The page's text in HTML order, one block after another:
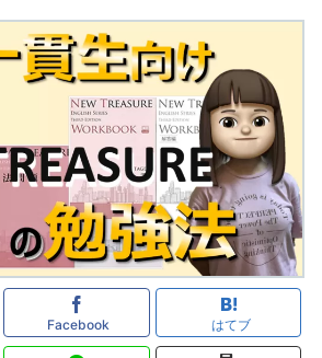
Facebook はてブ